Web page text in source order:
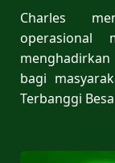
Charles
operasional
bagi
Terbanggi